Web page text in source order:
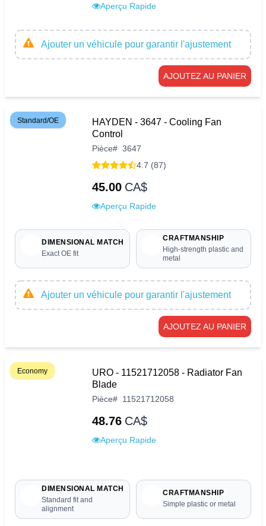
Aperçu Rapide
Ajouter un véhicule pour garantir l'ajustement
AJOUTEZ AU PANIER
Standard/OE
HAYDEN - 3647 - Cooling Fan
Control
Pièce# 3647
4.7 (87)
45.00 CA$
Aperçu Rapide
DIMENSIONAL MATCH
Exact OE fit
CRAFTMANSHIP
High-strength plastic and
metal
Ajouter un véhicule pour garantir l'ajustement
AJOUTEZ AU PANIER
Economy
URO - 11521712058 - Radiator Fan
Blade
Pièce# 11521712058
48.76 CA$
Aperçu Rapide
DIMENSIONAL MATCH
Standard fit and
alignment
CRAFTMANSHIP
Simple plastic or metal